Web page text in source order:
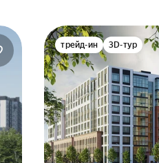
трейд-ин 3D-тур